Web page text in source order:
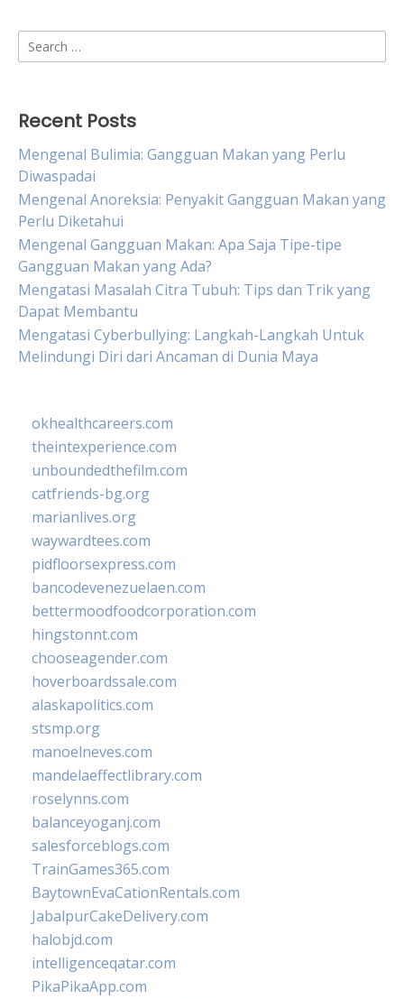
Search
for:
Recent Posts
Mengenal Bulimia: Gangguan Makan yang Perlu
Diwaspadai
Mengenal Anoreksia: Penyakit Gangguan Makan yang
Perlu Diketahui
Mengenal Gangguan Makan: Apa Saja Tipe-tipe
Gangguan Makan yang Ada?
Mengatasi Masalah Citra Tubuh: Tips dan Trik yang
Dapat Membantu
Mengatasi Cyberbullying: Langkah-Langkah Untuk
Melindungi Diri dari Ancaman di Dunia Maya
okhealthcareers.com
theintexperience.com
unboundedthefilm.com
catfriends-bg.org
marianlives.org
waywardtees.com
pidfloorsexpress.com
bancodevenezuelaen.com
bettermoodfoodcorporation.com
hingstonnt.com
chooseagender.com
hoverboardssale.com
alaskapolitics.com
stsmp.org
manoelneves.com
mandelaeffectlibrary.com
roselynns.com
balanceyoganj.com
salesforceblogs.com
TrainGames365.com
BaytownEvaCationRentals.com
JabalpurCakeDelivery.com
halobjd.com
intelligenceqatar.com
PikaPikaApp.com